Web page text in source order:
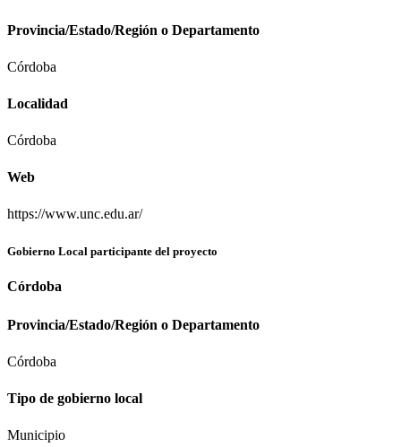
Provincia/Estado/Región o Departamento
Córdoba
Localidad
Córdoba
Web
https://www.unc.edu.ar/
Gobierno Local participante del proyecto
Córdoba
Provincia/Estado/Región o Departamento
Córdoba
Tipo de gobierno local
Municipio